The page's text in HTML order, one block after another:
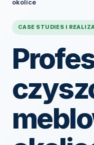
okolice
CASE STUDIES I